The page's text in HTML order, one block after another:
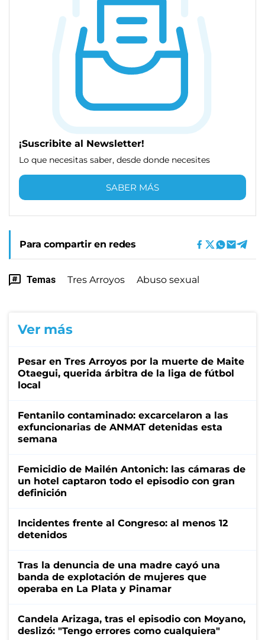
¡Suscribite al Newsletter!
Lo que necesitas saber, desde donde necesites
SABER MÁS
Para compartir en redes
Temas Tres Arroyos Abuso sexual
Ver más
Pesar en Tres Arroyos por la muerte de Maite
Otaegui, querida árbitra de la liga de fútbol
local
Fentanilo contaminado: excarcelaron a las
exfuncionarias de ANMAT detenidas esta
semana
Femicidio de Mailén Antonich: las cámaras de
un hotel captaron todo el episodio con gran
definición
Incidentes frente al Congreso: al menos 12
detenidos
Tras la denuncia de una madre cayó una
banda de explotación de mujeres que
operaba en La Plata y Pinamar
Candela Arizaga, tras el episodio con Moyano,
deslizó: "Tengo errores como cualquiera"